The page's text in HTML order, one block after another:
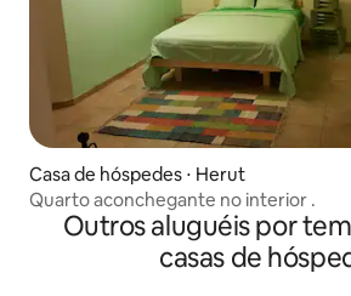
Casa de hóspedes ⋅ Herut
Quarto aconchegante no interior .
Outros aluguéis por
casas de